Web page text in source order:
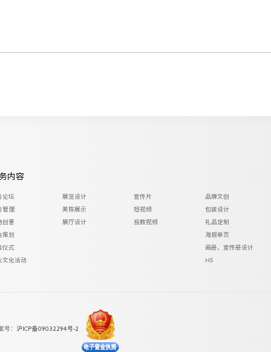
内容
论坛
管理
创意
策划
仪式
文化活动
展览设计
美陈展示
展厅设计
宣传片
短视频
投教视频
品牌文创
包装设计
礼品定制
海报单页
画册、宣传册设计
H5
号： 沪ICP备09032294号-2